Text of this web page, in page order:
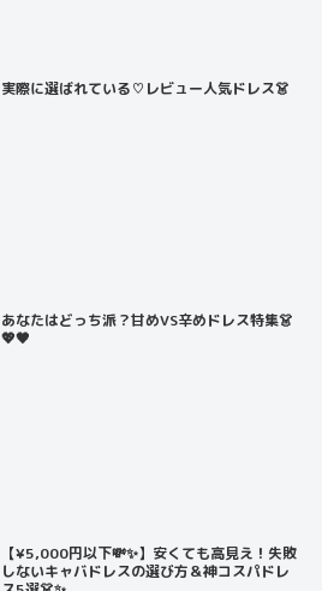
実際に選ばれている♡レビュー人気ドレス👗
あなたはどっち派？甘めVS辛めドレス特集👗
💖🖤
【¥5,000円以下💸✨】安くても高見え！失敗
しないキャバドレスの選び方＆神コスパドレ